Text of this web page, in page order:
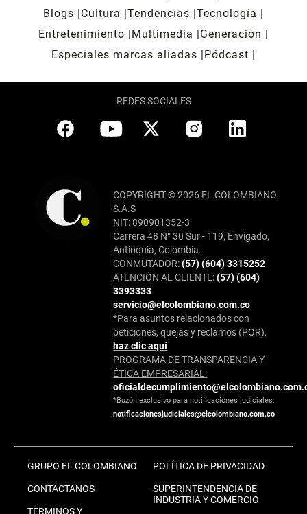
Blogs
Cultura Tendencias Tecnología
Entretenimiento
Multimedia
Generación
Especiales marcas aliadas
Pódcast
REDES SOCIALES
COPYRIGHT © 2026 EL COLOMBIANO
S.A.S
NIT: 890901352-3
Carrera 48 N° 30 Sur - 119, Envigado,
Antioquia, Colombia.
CONMUTADOR:(57) (604) 3315252
ATENCIÓN AL CLIENTE:(57) (604)
3393333
servicio@elcolombiano.com.co
*Para asuntos relacionados con
peticiones, quejas y reclamos (PQR),
haz clic aquí
PROGRAMA DE TRANSPARENCIA Y
ÉTICA EMPRESARIAL:
*Buzón exclusivo para notificaciones judiciales:
notificacionesjudiciales@elcolombiano.com.co
GRUPO EL COLOMBIANO
CONTÁCTANOS
TÉRMINOS Y
POLÍTICA DE PRIVACIDAD
SUPERINTENDENCIA DE
INDUSTRIA Y COMERCIO